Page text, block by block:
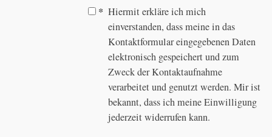
* Hiermit erkläre ich mich
einverstanden, dass meine in das
Kontaktformular eingegebenen Daten
elektronisch gespeichert und zum
Zweck der Kontaktaufnahme
verarbeitet und genutzt werden. Mir ist
bekannt, dass ich meine Einwilligung
jederzeit widerrufen kann.